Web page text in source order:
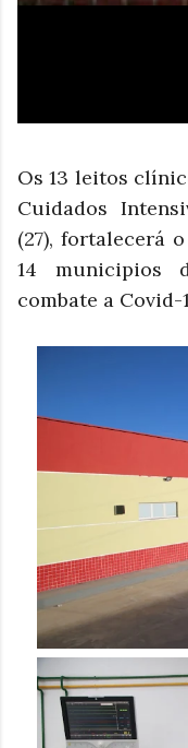
Os 13 leitos
Cuidados
(27), fortalecerá
14 municipios
combate a Covid-